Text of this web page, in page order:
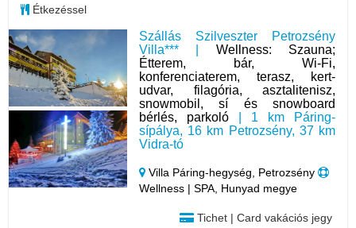
Szállás Szilveszter Petrozsény
Villa*** | Wellness: Szauna;
Étterem, bár, Wi-Fi,
konferenciaterem, terasz, kert-
udvar, filagória, asztalitenisz,
snowmobil, sí és snowboard
bérlés, parkoló | 1 km Páring-
sípálya, 16 km Petrozsény, 37 km
Vidra-tó
Villa Páring-hegység, Petrozsény
Wellness | SPA, Hunyad megye
Tichet | Card vakációs jegy
Étkezéssel